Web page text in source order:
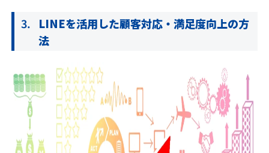
LINEを活用した顧客対応・満足度向上の方
法